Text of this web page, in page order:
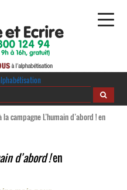
Alphabétisation
campagne L’humain d’abord ! en
d’abord !en